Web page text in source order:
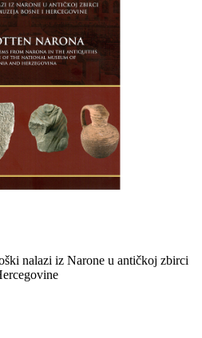
nalazi iz Narone u antičkoj zbirci